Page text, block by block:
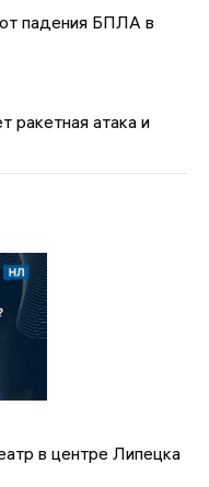
падения БПЛА в
ракетная атака и
в центре Липецка